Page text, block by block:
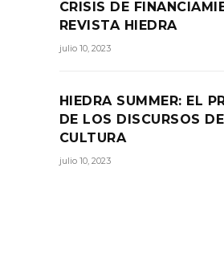
CRISIS DE
REVISTA HIEDRA
julio 10, 2023
HIEDRA SUMMER: EL
DE LOS DISCURSOS
CULTURA
julio 10, 2023